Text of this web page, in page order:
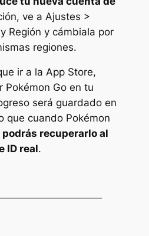
ve a Ajustes >
Región y cámbiala por
regiones.
ir a la App Store,
Pokémon Go en tu
será guardado en
que cuando Pokémon
podrás recuperarlo al
ID real.